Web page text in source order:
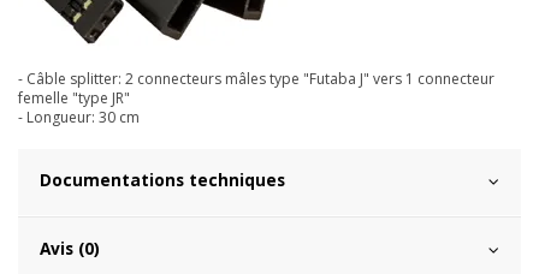
- Câble splitter: 2 connecteurs mâles type "Futaba J" vers 1 connecteur
femelle "type JR"
- Longueur: 30 cm
Documentations techniques
Avis (0)